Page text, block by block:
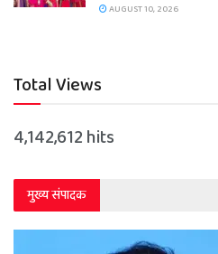
AUGUST 10, 2026
Total Views
4,142,612 hits
मुख्य संपादक